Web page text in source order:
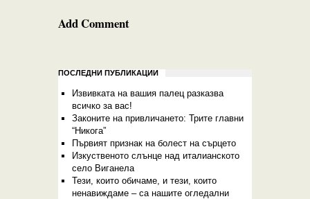
Add Comment
ПОСЛЕДНИ ПУБЛИКАЦИИ
Извивката на вашия палец разказва
всичко за вас!
Законите на привличането: Трите главни
“Никога”
Първият признак на болест на сърцето
Изкуственото слънце над италианското
село Виганела
Тези, които обичаме, и тези, които
ненавиждаме – са нашите огледални